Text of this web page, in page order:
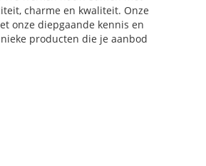
charme en kwaliteit. Onze
onze diepgaande kennis en
producten die je aanbod